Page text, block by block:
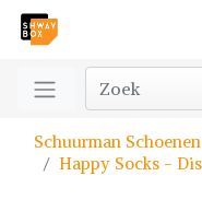
Schuurman Schoenen
Happy Socks -